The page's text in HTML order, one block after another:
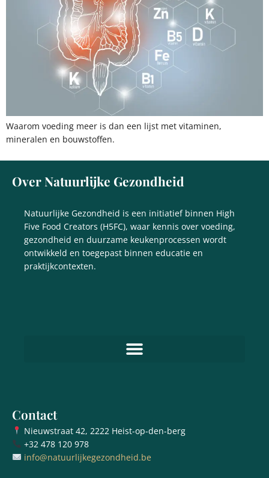
Waarom voeding meer is dan een lijst met vitaminen,
mineralen en bouwstoffen.
Over Natuurlijke Gezondheid
Natuurlijke Gezondheid is een initiatief binnen High
Five Food Creators (H5FC), waar kennis over voeding,
gezondheid en duurzame keukenprocessen wordt
ontwikkeld en toegepast binnen educatie en
praktijkcontexten.
Contact
Nieuwstraat 42, 2222 Heist-op-den-berg
+32 478 120 978
info@natuurlijkegezondheid.be